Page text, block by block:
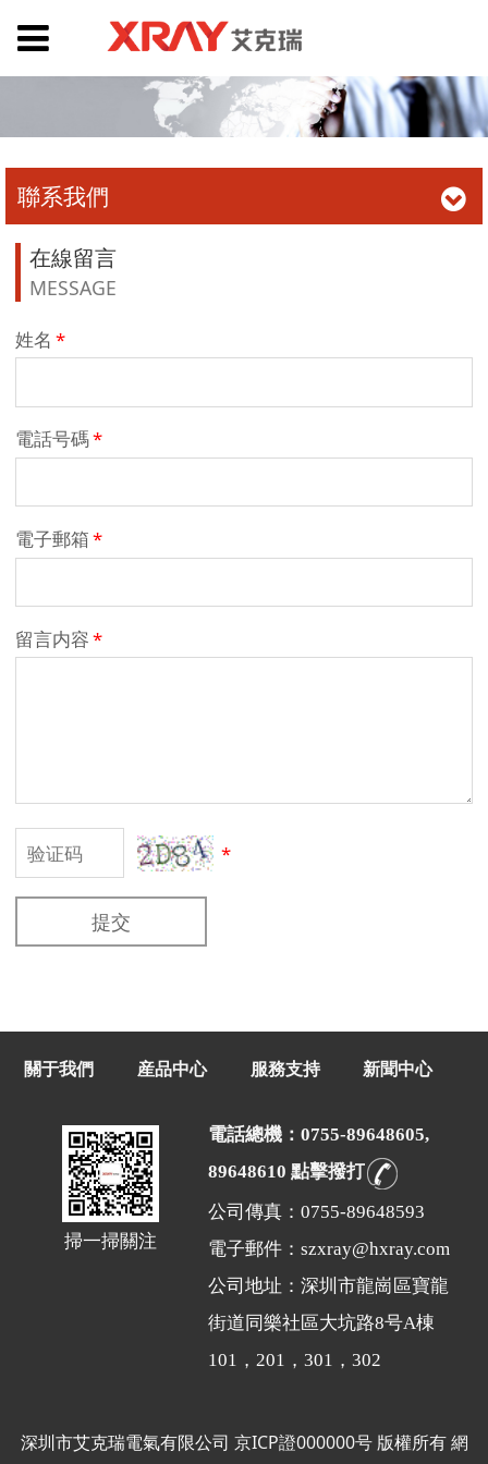
聯系我們
在線留言
MESSAGE
姓名 *
電話号碼*
電子郵箱*
留言内容*
*
提交
關于我們 産品中心 服務支持 新聞中心
掃一掃關注
電話總機：0755-89648605,
89648610 點擊撥打
公司傳真：0755-89648593
電子郵件：szxray@hxray.com
公司地址：深圳市龍崗區寶龍
街道同樂社區大坑路8号A棟
101，201，301，302
深圳市艾克瑞電氣有限公司 京ICP證000000号版權所有網